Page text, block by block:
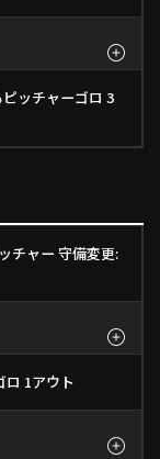
ッチャーゴロ 3
チャー 守備変更:
ロ 1アウト